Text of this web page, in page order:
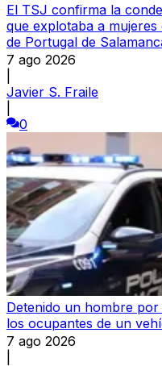
El TSJ confirma la
que explotaba a
de Portugal de
7 ago 2026
Javier S. Fraile
0
Detenido un hombre
los ocupantes de un
7 ago 2026